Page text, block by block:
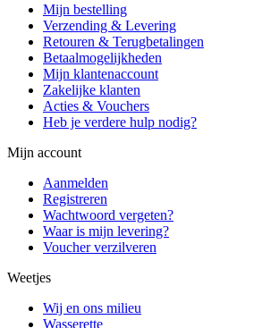
Mijn bestelling
Verzending & Levering
Retouren & Terugbetalingen
Betaalmogelijkheden
Mijn klantenaccount
Zakelijke klanten
Acties & Vouchers
Heb je verdere hulp nodig?
Mijn account
Aanmelden
Registreren
Wachtwoord vergeten?
Waar is mijn levering?
Voucher verzilveren
Weetjes
Wij en ons milieu
Wasserette